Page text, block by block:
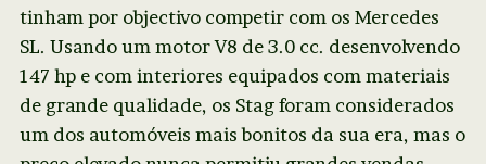
tinham por objectivo competir com os Mercedes
SL. Usando um motor V8 de 3.0 cc. desenvolvendo
147 hp e com interiores equipados com materiais
de grande qualidade, os Stag foram considerados
um dos automóveis mais bonitos da sua era, mas o